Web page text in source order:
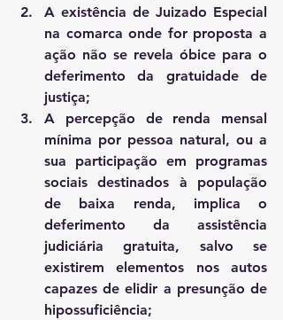
A existência de Juizado Especial
na comarca onde for proposta a
ação não se revela óbice para o
deferimento da gratuidade de
justiça;
A percepção de renda mensal
mínima por pessoa natural, ou a
sua participação em programas
sociais destinados à população
de baixa renda, implica o
deferimento da assistência
judiciária gratuita, salvo se
existirem elementos nos autos
capazes de elidir a presunção de
hipossuficiência;